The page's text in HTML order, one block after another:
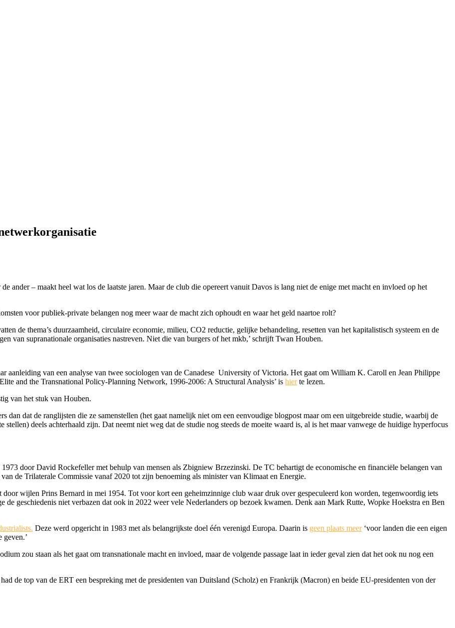
ander – maakt heel wat los de laatste jaren. Maar de club die opereert vanuit Davos is lang niet de enige met macht en invloed op het
voor publiek-private belangen nog meer waar de macht zich ophoudt en waar het geld naartoe rolt?
de thema’s duurzaamheid, circulaire economie, milieu, CO2 reductie, gelijke behandeling, resetten van het kapitalistisch systeem en de
van supranationale organisaties nastreven. Niet die van burgers of het mkb,’ schrijft Twan Houben.
aanleiding van een analyse van twee sociologen van de Canadese University of Victoria. Het gaat om William K. Caroll en Jean Philippe
and the Transnational Policy-Planning Network, 1996-2006: A Structural Analysis’ is hierte lezen.
van het stuk van Houben.
dan dat de ranglijsten die ze samenstellen (het gaat namelijk niet om een eenvoudige blogpost maar om een uitgebreide studie, waarbij de
deels achterhaald zijn. Dat neemt niet weg dat de studie nog steeds de moeite waard is, al is het maar vanwege de huidige hyperfocus
door David Rockefeller met behulp van mensen als Zbigniew Brzezinski. De TC behartigt de economische en financiële belangen van
de Trilaterale Commissie vanaf 2020 tot zijn benoeming als minister van Klimaat en Energie.
door wijlen Prins Bernard in mei 1954. Tot voor kort een geheimzinnige club waar druk over gespeculeerd kon worden, tegenwoordig iets
de geschiedenis niet verbazen dat ook in 2022 weer vele Nederlanders op bezoek kwamen. Denk aan Mark Rutte, Wopke Hoekstra en Ben
Deze werd opgericht in 1983 met als belangrijkste doel één verenigd Europa. Daarin is geen plaats meer‘voor landen die een eigen
geven.’
zou staan als het gaat om transnationale macht en invloed, maar de volgende passage laat in ieder geval zien dat het ook nu nog een
de top van de ERT een bespreking met de presidenten van Duitsland (Scholz) en Frankrijk (Macron) en beide EU-presidenten von der